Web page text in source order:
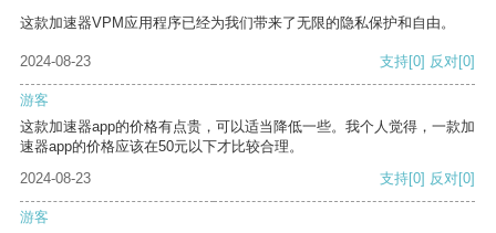
这款加速器VPM应用程序已经为我们带来了无限的隐私保护和自由。
2024-08-23 支持[0] 反对[0]
游客
这款加速器app的价格有点贵，可以适当降低一些。我个人觉得，一款加
速器app的价格应该在50元以下才比较合理。
2024-08-23
支持[0] 反对[0]
游客